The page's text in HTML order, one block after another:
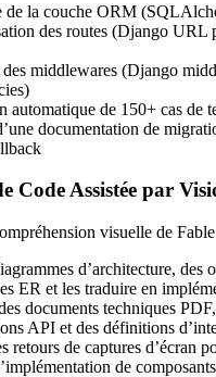
de la couche ORM
des routes (Django
middlewares (Django
automatique de 150+ cas de
documentation de
Code Assistée par
visuelle de
d’architecture, des
ER et les traduire en
documents techniques
API et des définitions
retours de captures d’écran
de